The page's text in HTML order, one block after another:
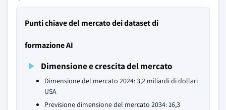
Punti chiave del mercato dei dataset di
formazione AI
Dimensione e crescita del mercato
Dimensione del mercato 2024: 3,2 miliardi di dollari
USA
Previsione dimensione del mercato 2034: 16,3